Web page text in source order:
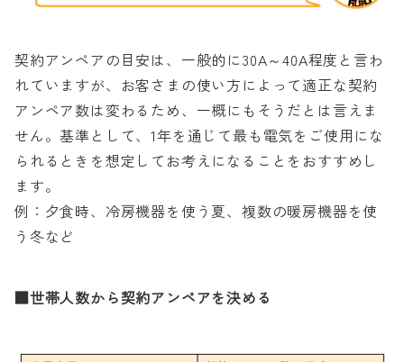
契約アンペアの目安は、一般的に30A～40A程度と言わ
れていますが、お客さまの使い方によって適正な契約
アンペア数は変わるため、一概にもそうだとは言えま
せん。基準として、1年を通じて最も電気をご使用にな
られるときを想定してお考えになることをおすすめし
ます。
例：夕食時、冷房機器を使う夏、複数の暖房機器を使
う冬など
■世帯人数から契約アンペアを決める